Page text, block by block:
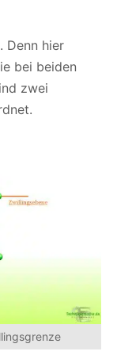
Denn hier
bei beiden
zwei